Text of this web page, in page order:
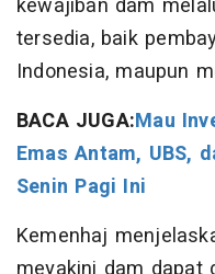
kewajiban dam
tersedia, baik
Indonesia, maupun
BACA JUGA:Mau
Emas Antam, UBS,
Senin Pagi Ini
Kemenhaj